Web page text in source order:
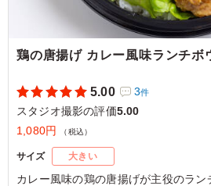
鶏の唐揚げ カレー風味ランチボ
5.00 3件
スタジオ撮影の評価5.00
1,080円
（税込）
サイズ 大きい
カレー風味の鶏の唐揚げが主役のラ